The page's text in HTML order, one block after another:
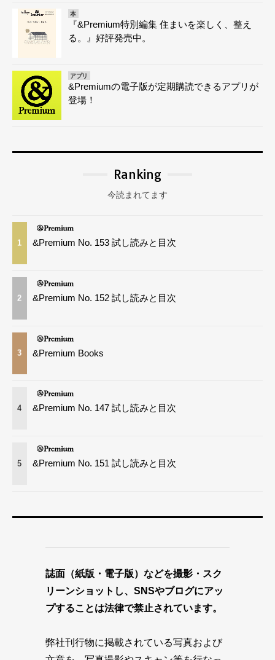
本
『&Premium特別編集 住まいを楽しく、整え
る。』好評発売中。
アプリ
&Premiumの電子版が定期購読できるアプリが
登場！
Ranking
今読まれてます
1 &Premium No. 153 試し読みと目次
2 &Premium No. 152 試し読みと目次
3 &Premium Books
4 &Premium No. 147 試し読みと目次
5 &Premium No. 151 試し読みと目次
誌面（紙版・電子版）などを撮影・スク
リーンショットし、SNSやブログにアッ
プすることは法律で禁止されています。
弊社刊行物に掲載されている写真および